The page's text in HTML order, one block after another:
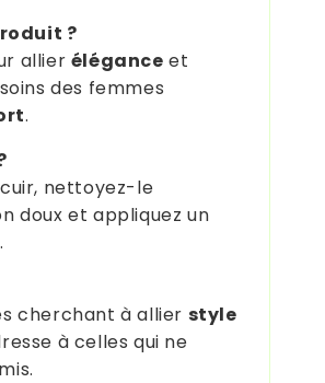
?
allier élégance et
des femmes
.
nettoyez-le
doux et appliquez un
cherchant à allier style
à celles qui ne